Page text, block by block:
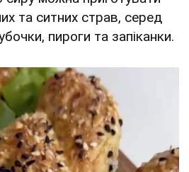
та ситних страв, серед
пироги та запіканки.